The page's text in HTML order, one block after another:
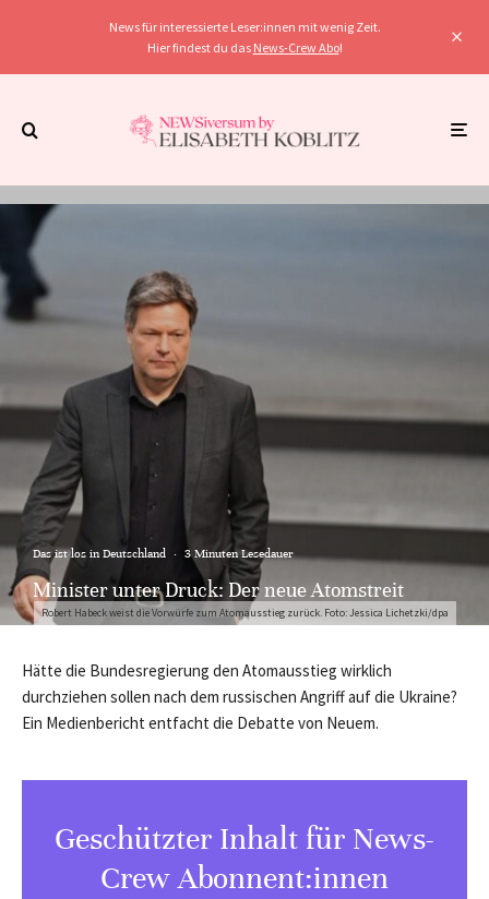
News für interessierte Leser:innen mit wenig Zeit.
Hier findest du das News-Crew Abo!
Robert Habeck weist die Vorwürfe zum Atomausstieg zurück. Foto: Jessica Lichetzki/dpa
Das ist los in Deutschland · 3 Minuten Lesedauer
Minister unter Druck: Der neue Atomstreit
Hätte die Bundesregierung den Atomausstieg wirklich
durchziehen sollen nach dem russischen Angriff auf die Ukraine?
Ein Medienbericht entfacht die Debatte von Neuem.
Geschützter Inhalt für News-
Crew Abonnent:innen